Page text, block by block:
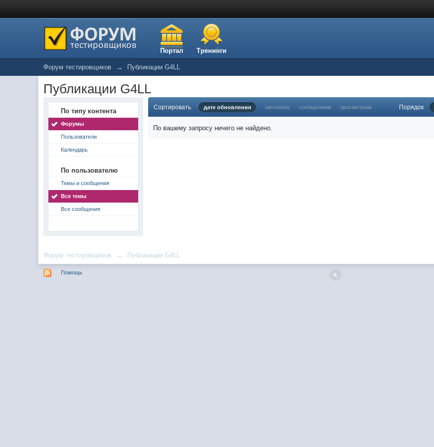
Портал Тренинги
Форум тестировщиков → Публикации G4LL
Публикации G4LL
По типу контента
Форумы
Пользователи
Календарь
По пользователю
Темы и сообщения
Все темы
Все сообщения
Сортировать дате обновления заголовку сообщениям просмотрам Порядок
По вашему запросу ничего не найдено.
Форум тестировщиков → Публикации G4LL
Помощь